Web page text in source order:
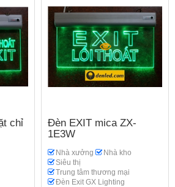
chỉ
Đèn EXIT mica ZX-
1E3W
Nhà xưởng
Nhà kho
Siêu thị
Trung tâm thương mại
Đèn Exit GX Lighting